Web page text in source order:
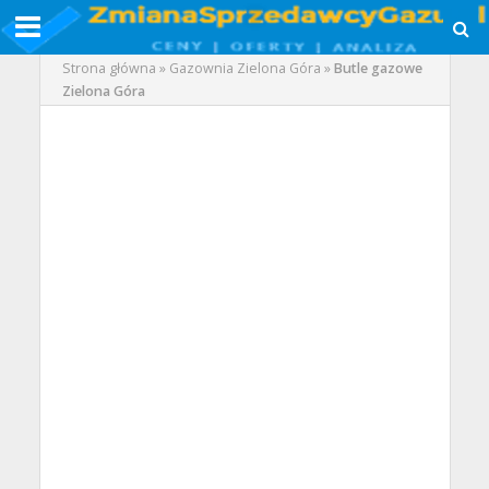
Strona główna » Gazownia Zielona Góra »Butle gazowe
Zielona Góra